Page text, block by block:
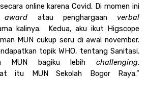
online karena Covid. Di momen ini
award atau penghargaan verbal
kalinya.  Kedua, aku ikut Higscope
MUN cukup seru di awal november.
topik WHO, tentang Sanitasi.
MUN bagiku lebih challenging.
itu MUN Sekolah Bogor Raya.”